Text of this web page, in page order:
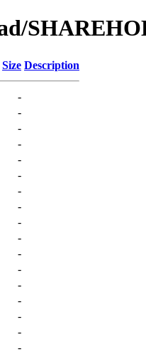
Size Description
-
-
-
-
-
-
-
-
-
-
-
-
-
-
-
-
-